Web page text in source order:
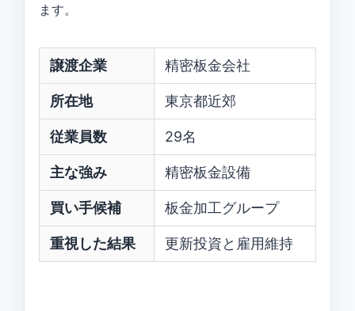
ます。
譲渡企業 精密板金会社
所在地 東京都近郊
従業員数 29名
主な強み 精密板金設備
買い手候補 板金加工グループ
重視した結果 更新投資と雇用維持